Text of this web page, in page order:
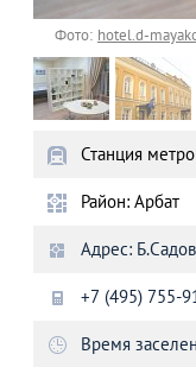
Фото: hotel.d-
Станция
Район: Арбат
Адрес:
+7 (495) 755-
Время